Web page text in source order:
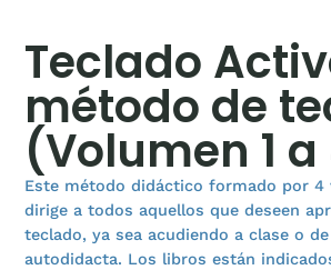
Teclado
método de
(Volumen 1
Este método didáctico formado por 4
dirige a todos aquellos que deseen
teclado, ya sea acudiendo a clase o
autodidacta. Los libros están